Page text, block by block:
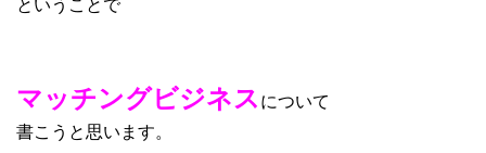
マッチングビジネスについて
書こうと思います。